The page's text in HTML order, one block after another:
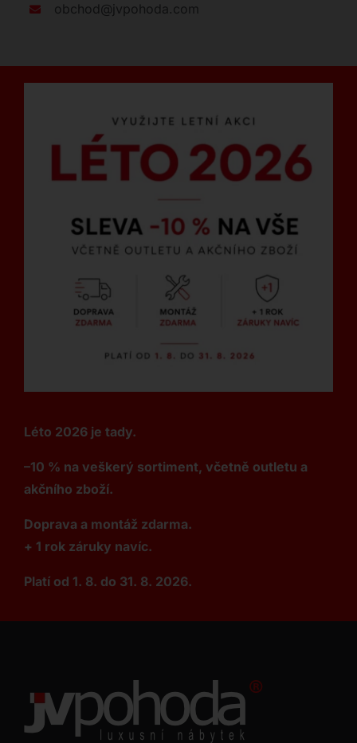
obchod@jvpohoda.com
Léto 2026 je tady.
–10 % na veškerý sortiment, včetně outletu a
akčního zboží.
Doprava a montáž zdarma.
+ 1 rok záruky navíc.
Platí od 1. 8. do 31. 8. 2026.